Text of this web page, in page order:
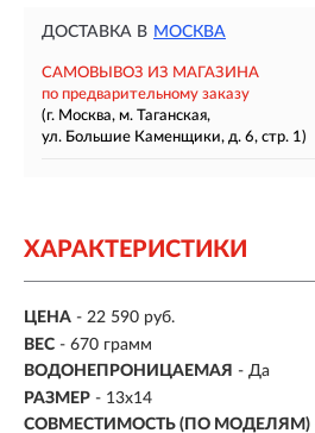
ДОСТАВКА В МОСКВА
САМОВЫВОЗ ИЗ МАГАЗИНА
по предварительному заказу
(г. Москва, м. Таганская,
ул. Большие Каменщики, д. 6, стр. 1)
ХАРАКТЕРИСТИКИ
ЦЕНА - 22 590 руб.
ВЕС - 670 грамм
ВОДОНЕПРОНИЦАЕМАЯ - Да
РАЗМЕР - 13x14
СОВМЕСТИМОСТЬ (ПО МОДЕЛЯМ)